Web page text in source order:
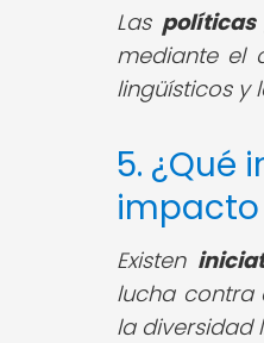
Las políticas
mediante el
lingüísticos y
5. ¿Qué
Existen
lucha contra
la diversidad